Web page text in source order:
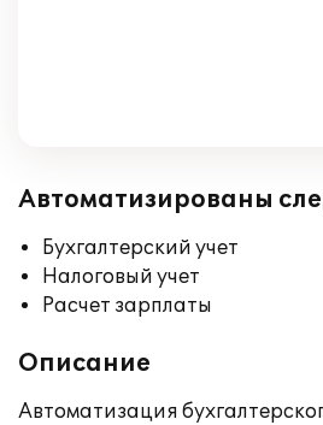
Автоматизированы
Бухгалтерский учет
Налоговый учет
Расчет зарплаты
Описание
Автоматизация